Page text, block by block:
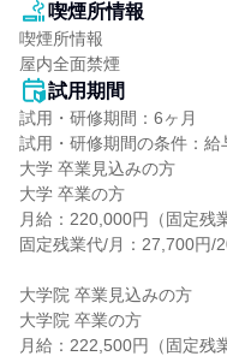
喫煙所情報
喫煙所情報
屋内全面禁煙
試用期間
試用・研修期間：6ヶ月
試用・研修期間の条件：給
大学 卒業見込みの方
大学 卒業の方
月給：220,000円（固定残
固定残業代/月：27,700円/
大学院 卒業見込みの方
大学院 卒業の方
月給：222,500円（固定残